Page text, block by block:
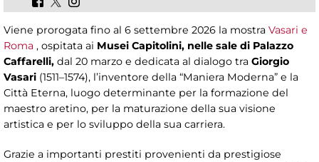
Viene prorogata fino al 6 settembre 2026 la mostra Vasari e
Roma , ospitata ai Musei Capitolini, nelle sale di Palazzo
Caffarelli, dal 20 marzo e dedicata al dialogo tra Giorgio
Vasari (1511–1574), l’inventore della “Maniera Moderna” e la
Città Eterna, luogo determinante per la formazione del
maestro aretino, per la maturazione della sua visione
artistica e per lo sviluppo della sua carriera.
Grazie a importanti prestiti provenienti da prestigiose